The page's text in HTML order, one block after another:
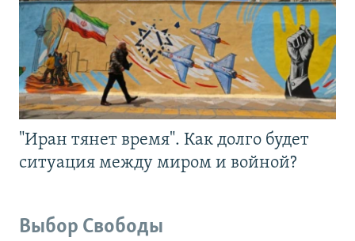
"Иран тянет время". Как долго будет
ситуация между миром и войной?
Выбор Свободы